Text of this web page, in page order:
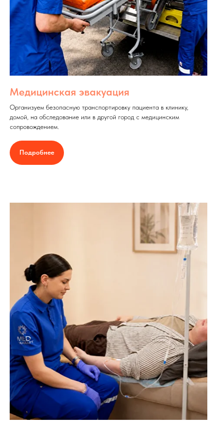
Медицинская эвакуация
Организуем безопасную транспортировку пациента в клинику,
домой, на обследование или в другой город с медицинским
сопровождением.
Подробнее